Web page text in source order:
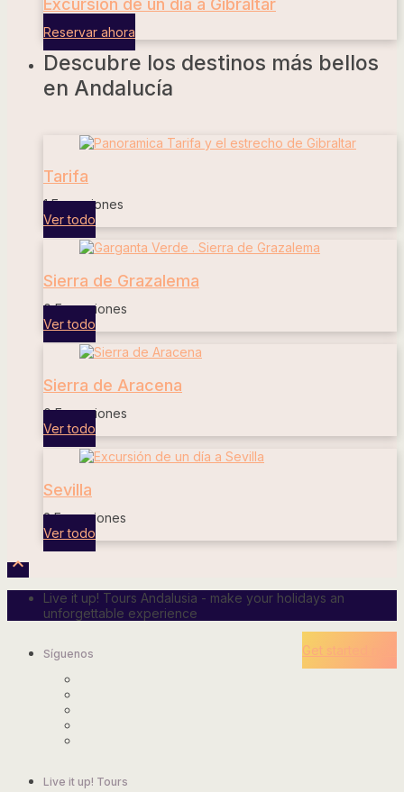
Reservar ahora
Descubre los destinos más bellos
en Andalucía
Tarifa
1 Excursiones
Ver todo
Sierra de Grazalema
0 Excursiones
Ver todo
Sierra de Aracena
0 Excursiones
Ver todo
Sevilla
2 Excursiones
Ver todo

Live it up! Tours Andalusia - make your holidays an
unforgettable experience
Get started now
Síguenos
Live it up! Tours